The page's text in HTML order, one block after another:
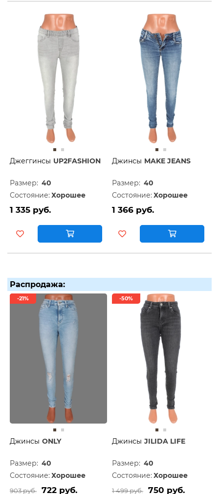
Джеггинсы UP2FASHION
Размер: 40
Состояние: Хорошее
1 335 руб.
Джинсы MAKE JEANS
Размер: 40
Состояние: Хорошее
1 366 руб.
Распродажа:
-21%
Джинсы ONLY
Размер: 40
Состояние: Хорошее
903 руб. 722 руб.
-50%
Джинсы JILIDA LIFE
Размер: 40
Состояние: Хорошее
1 499 руб. 750 руб.